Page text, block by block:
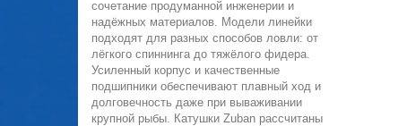
сочетание продуманной инженерии и
надёжных материалов. Модели линейки
подходят для разных способов ловли: от
лёгкого спиннинга до тяжёлого фидера.
Усиленный корпус и качественные
подшипники обеспечивают плавный ход и
долговечность даже при вываживании
крупной рыбы. Катушки Zuban рассчитаны